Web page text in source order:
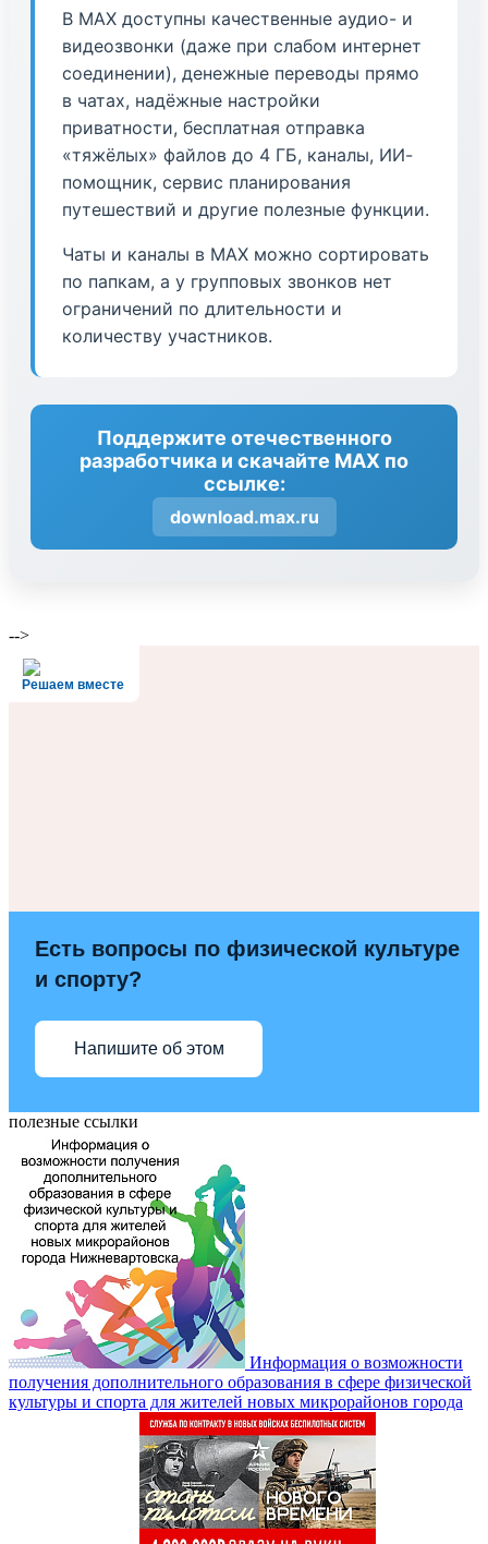
В МАХ доступны качественные аудио- и
видеозвонки (даже при слабом интернет
соединении), денежные переводы прямо
в чатах, надёжные настройки
приватности, бесплатная отправка
«тяжёлых» файлов до 4 ГБ, каналы, ИИ-
помощник, сервис планирования
путешествий и другие полезные функции.
Чаты и каналы в МАХ можно сортировать
по папкам, а у групповых звонков нет
ограничений по длительности и
количеству участников.
Поддержите отечественного
разработчика и скачайте МАХ по
ссылке:
download.max.ru
-->
Решаем вместе
Есть вопросы по физической культуре
и спорту?
Напишите об этом
полезные ссылки
Информация о возможности
получения дополнительного образования в сфере физической
культуры и спорта для жителей новых микрорайонов города